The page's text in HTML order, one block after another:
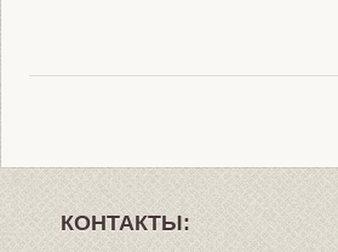
КОНТАКТЫ: